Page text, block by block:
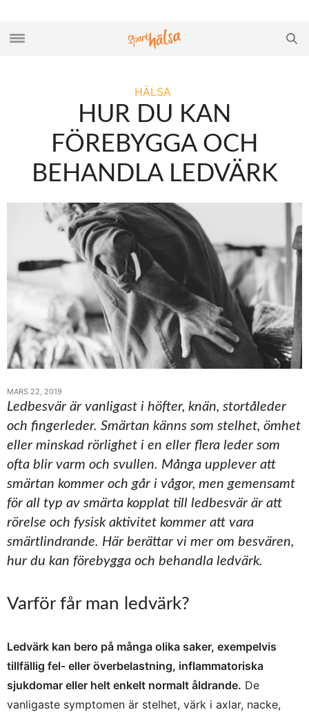
HÄLSA
HUR DU KAN
FÖREBYGGA OCH
BEHANDLA LEDVÄRK
MARS 22, 2019
Ledbesvär är vanligast i höfter, knän, stortåleder
och fingerleder. Smärtan känns som stelhet, ömhet
eller minskad rörlighet i en eller flera leder som
ofta blir varm och svullen. Många upplever att
smärtan kommer och går i vågor, men gemensamt
för all typ av smärta kopplat till ledbesvär är att
rörelse och fysisk aktivitet kommer att vara
smärtlindrande. Här berättar vi mer om besvären,
hur du kan förebygga och behandla ledvärk.
Varför får man ledvärk?
Ledvärk kan bero på många olika saker, exempelvis
tillfällig fel- eller överbelastning, inflammatoriska
sjukdomar eller helt enkelt normalt åldrande. De
vanligaste symptomen är stelhet, värk i axlar, nacke,